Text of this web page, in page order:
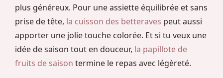
plus généreux. Pour une assiette équilibrée et sans
prise de tête, la cuisson des betteraves peut aussi
apporter une jolie touche colorée. Et si tu veux une
idée de saison tout en douceur, la papillote de
fruits de saison termine le repas avec légèreté.